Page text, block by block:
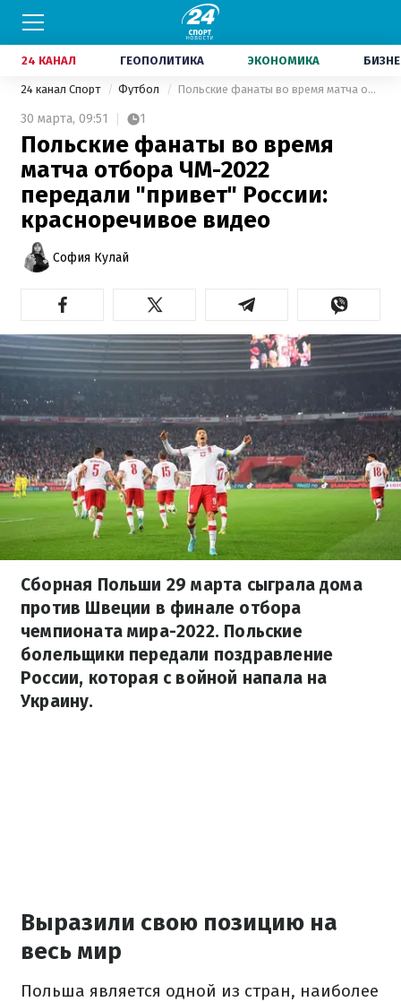
24 КАНАЛ ГЕОПОЛИТИКА ЭКОНОМИКА
24 канал Спорт Футбол Польские фанаты во время матча отбора ЧМ-2022 передали "привет" России: красноречивое видео
30 марта, 09:51 1
Польские фанаты во время
матча отбора ЧМ-2022
передали "привет" России:
красноречивое видео
София Кулай
Сборная Польши 29 марта сыграла дома
против Швеции в финале отбора
чемпионата мира-2022. Польские
болельщики передали поздравление
России, которая с войной напала на
Украину.
Выразили свою позицию на
весь мир
Польша является одной из стран, наиболее